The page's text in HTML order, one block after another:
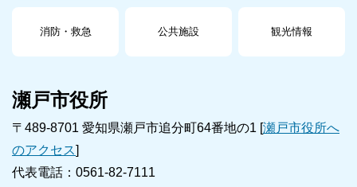
消防・救急 公共施設 観光情報
瀬戸市役所
〒489-8701 愛知県瀬戸市追分町64番地の1 [瀬戸市役所へ
のアクセス]
代表電話：0561-82-7111